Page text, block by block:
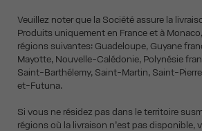
Veuillez noter que la Société assure la
Produits uniquement en France et à
régions suivantes: Guadeloupe, Guyane
Mayotte, Nouvelle-Calédonie, Polynésie
Saint-Barthélemy, Saint-Martin, Saint-
et-Futuna.
Si vous ne résidez pas dans le territoire
régions où la livraison n’est pas disponible,